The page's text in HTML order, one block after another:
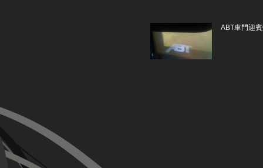
ABT車門迎